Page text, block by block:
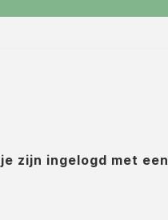
zijn ingelogd met